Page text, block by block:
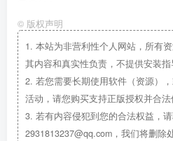
© 版权声明
1. 本站为非营利性个人网站，所有
其内容和真实性负责，不提供安装指
2. 若您需要长期使用软件（资源）
活动，请您购买支持正版授权并合法
3. 若有内容侵犯到您的合法权益，
2931813237@qq.com，我们将删除